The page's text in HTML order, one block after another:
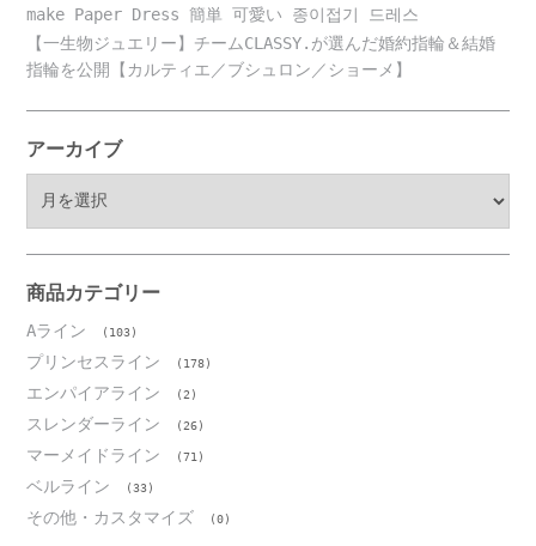
make Paper Dress 簡単 可愛い 종이접기 드레스
【一生物ジュエリー】チームCLASSY.が選んだ婚約指輪＆結婚
指輪を公開【カルティエ／ブシュロン／ショーメ】
アーカイブ
ブ
商品カテゴリー
Aライン (103)
プリンセスライン (178)
エンパイアライン (2)
スレンダーライン (26)
マーメイドライン (71)
ベルライン (33)
その他・カスタマイズ (0)